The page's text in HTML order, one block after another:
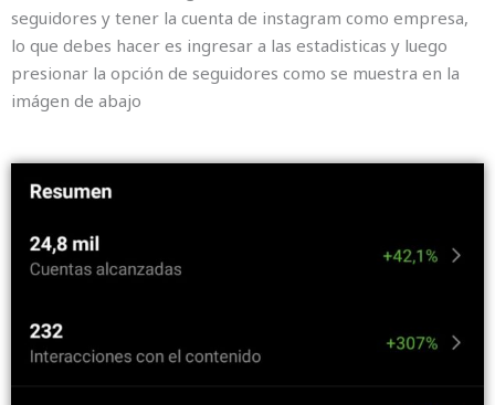
seguidores y tener la cuenta de instagram como empresa,
lo que debes hacer es ingresar a las estadisticas y luego
presionar la opción de seguidores como se muestra en la
imágen de abajo